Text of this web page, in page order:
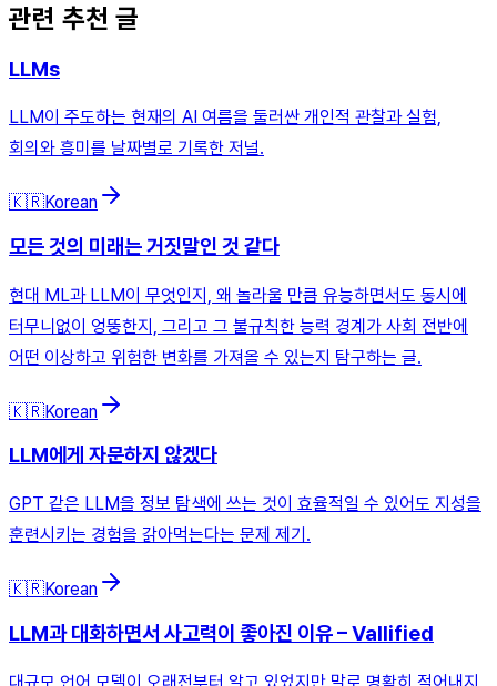
관련 추천 글
LLMs
LLM이 주도하는 현재의 AI 여름을 둘러싼 개인적 관찰과 실험,
회의와 흥미를 날짜별로 기록한 저널.
🇰🇷Korean
모든 것의 미래는 거짓말인 것 같다
현대 ML과 LLM이 무엇인지, 왜 놀라울 만큼 유능하면서도 동시에
터무니없이 엉뚱한지, 그리고 그 불규칙한 능력 경계가 사회 전반에
어떤 이상하고 위험한 변화를 가져올 수 있는지 탐구하는 글.
🇰🇷Korean
LLM에게 자문하지 않겠다
GPT 같은 LLM을 정보 탐색에 쓰는 것이 효율적일 수 있어도 지성을
훈련시키는 경험을 갉아먹는다는 문제 제기.
🇰🇷Korean
LLM과 대화하면서 사고력이 좋아진 이유 – Vallified
대규모 언어 모델이 오래전부터 알고 있었지만 말로 명확히 적어내지